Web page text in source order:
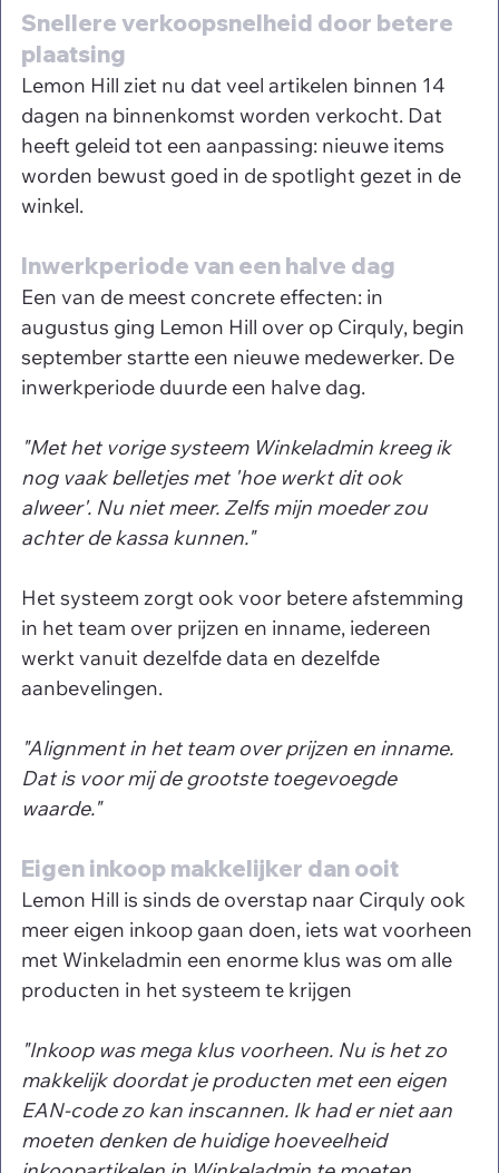
Snellere verkoopsnelheid door betere
plaatsing
Lemon Hill ziet nu dat veel artikelen binnen 14
dagen na binnenkomst worden verkocht. Dat
heeft geleid tot een aanpassing: nieuwe items
worden bewust goed in de spotlight gezet in de
winkel.
Inwerkperiode van een halve dag
Een van de meest concrete effecten: in
augustus ging Lemon Hill over op Cirquly, begin
september startte een nieuwe medewerker. De
inwerkperiode duurde een halve dag.
"Met het vorige systeem Winkeladmin kreeg ik
nog vaak belletjes met 'hoe werkt dit ook
alweer'. Nu niet meer. Zelfs mijn moeder zou
achter de kassa kunnen."
Het systeem zorgt ook voor betere afstemming
in het team over prijzen en inname, iedereen
werkt vanuit dezelfde data en dezelfde
aanbevelingen.
"Alignment in het team over prijzen en inname.
Dat is voor mij de grootste toegevoegde
waarde."
Eigen inkoop makkelijker dan ooit
Lemon Hill is sinds de overstap naar Cirquly ook
meer eigen inkoop gaan doen, iets wat voorheen
met Winkeladmin een enorme klus was om alle
producten in het systeem te krijgen
"Inkoop was mega klus voorheen. Nu is het zo
makkelijk doordat je producten met een eigen
EAN-code zo kan inscannen. Ik had er niet aan
moeten denken de huidige hoeveelheid